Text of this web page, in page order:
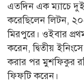
এতদিন এক ম্যাচে দুই
করেছিলেন লিটন,
মিরপুরে। ওইবার
করেন, দ্বিতীয়
করার পর মুশফিকুর
ফিফটি করেন।